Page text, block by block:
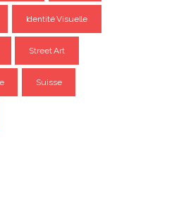
Identité Visuelle
Street Art
Suisse